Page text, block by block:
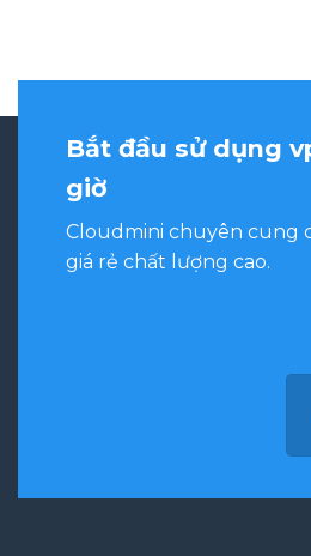
Bắt đầu sử dụng
giờ
Cloudmini chuyên cung
giá rẻ chất lượng cao.